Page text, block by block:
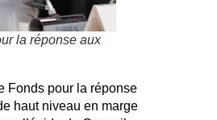
la réponse aux
Fonds pour la réponse
haut niveau en marge